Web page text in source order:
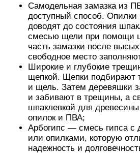
Самодельная замазка из
доступный способ.
доводят до состояния
смесью щели при помощи
часть замазки после
свободное место
Широкие и глубокие
щепкой. Щепки подбирают
и щель. Затем деревяшки
и забивают в трещины, а
шпаклевкой для
опилок и ПВА;
Арбогипс — смесь гипса с
или опилками, которую
надежность и